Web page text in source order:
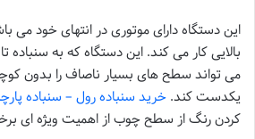
این دستگاه دارای موتوری در انتهای خود می
بالایی کار می کند. این دستگاه که به
می تواند سطح های بسیار ناصاف را بدون
یکدست کند. خرید سنباده رول – سنباده
کردن رنگ از سطح چوب از اهمیت ویژه ای